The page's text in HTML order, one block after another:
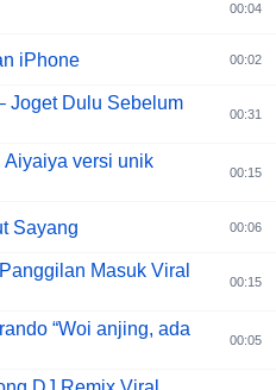
00:04
iPhone 00:02
Joget Dulu Sebelum
00:31
versi unik
00:15
Sayang 00:06
Masuk Viral
00:15
“Woi anjing, ada
00:05